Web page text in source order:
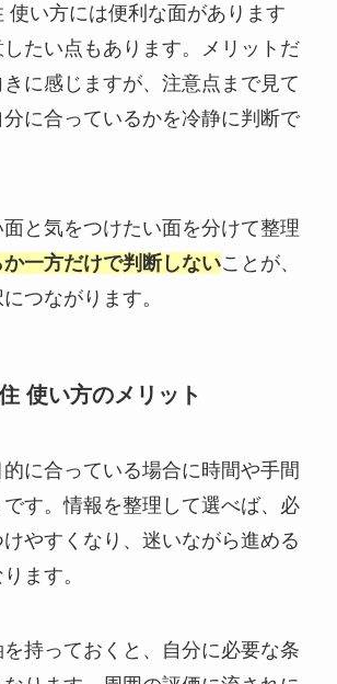
使い方には便利な面があります
たい点もあります。メリットだ
に感じますが、注意点まで見て
に合っているかを冷静に判断で
と気をつけたい面を分けて整理
か一方だけで判断しないことが、
つながります。
使い方のメリット
に合っている場合に時間や手間
す。情報を整理して選べば、必
やすくなり、迷いながら進める
ます。
を持っておくと、自分に必要な条